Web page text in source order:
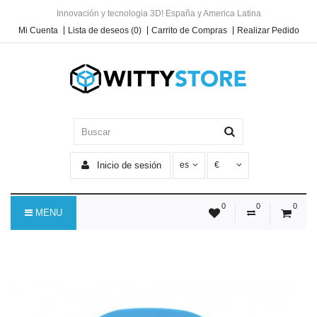
Innovación y tecnologia 3D! España y America Latina
Mi Cuenta
Lista de deseos (0) Carrito de Compras Realizar Pedido
Inicio de sesión es €
0 0 0
MENU